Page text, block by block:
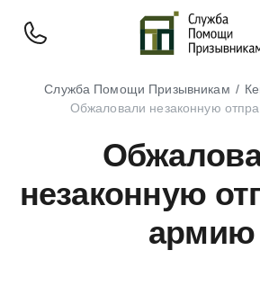
Служба Помощи Призывникам
Обжаловали незаконную
незаконную
армию